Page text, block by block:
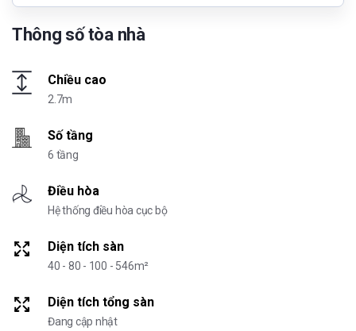
Thông số tòa nhà
Chiều cao
2.7m
Số tầng
6 tầng
Điều hòa
Hệ thống điều hòa cục bộ
Diện tích sàn
40 - 80 - 100 - 546m²
Diện tích tổng sàn
Đang cập nhật